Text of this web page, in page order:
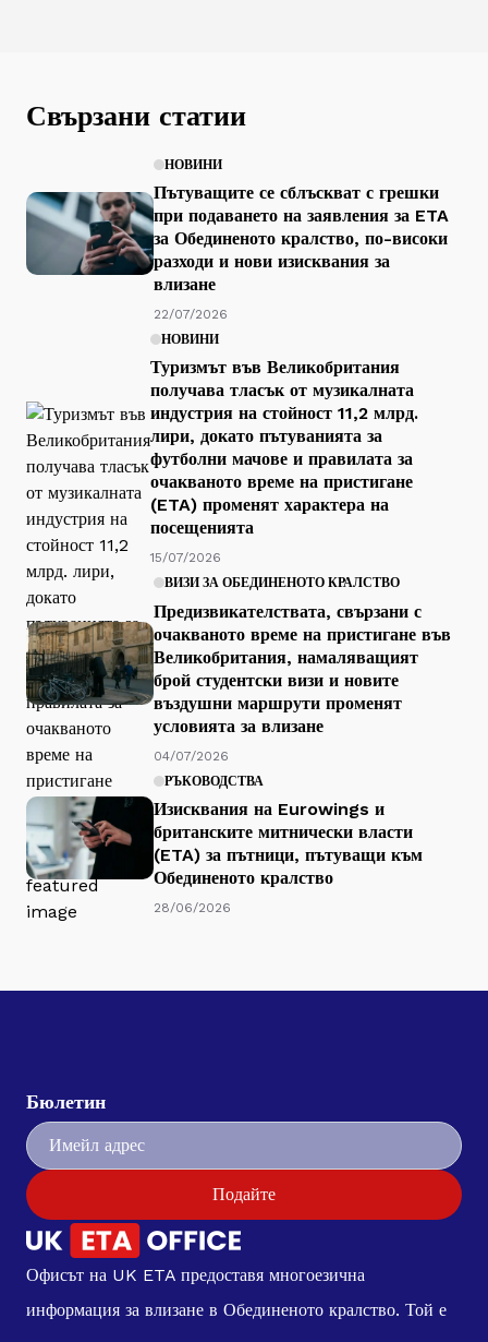
Свързани статии
НОВИНИ
Пътуващите се сблъскват с грешки
при подаването на заявления за ETA
за Обединеното кралство, по-високи
разходи и нови изисквания за
влизане
22/07/2026
НОВИНИ
Туризмът във Великобритания
получава тласък от музикалната
индустрия на стойност 11,2 млрд.
лири, докато пътуванията за
футболни мачове и правилата за
очакваното време на пристигане
(ETA) променят характера на
посещенията
15/07/2026
ВИЗИ ЗА ОБЕДИНЕНОТО КРАЛСТВО
Предизвикателствата, свързани с
очакваното време на пристигане във
Великобритания, намаляващият
брой студентски визи и новите
въздушни маршрути променят
условията за влизане
04/07/2026
РЪКОВОДСТВА
Изисквания на Eurowings и
британските митнически власти
(ETA) за пътници, пътуващи към
Обединеното кралство
28/06/2026
Бюлетин
Подайте
Офисът на UK ETA предоставя многоезична
информация за влизане в Обединеното кралство. Той е